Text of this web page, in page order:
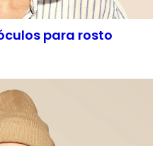
para rosto